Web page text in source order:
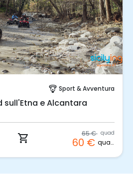
paragliding Sport & Avventura
sull'Etna e Alcantara
shopping_cart 65 € quad
60 € quad